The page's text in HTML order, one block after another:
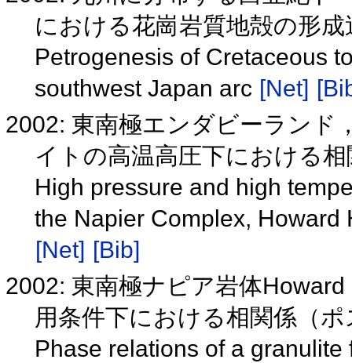
における花崗岩質地殻の形
Petrogenesis of Cretaceous
southwest Japan arc [Net]
2002: 東南極エンダビーランド
イトの高温高圧下における
High pressure and high
the Napier Complex, Howard
[Net] [Bib]
2002: 東南極ナピア岩体
用条件下における相関係（
Phase relations of a